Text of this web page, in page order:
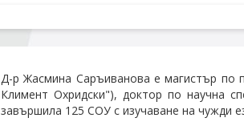
Д-р Жасмина Саръиванова e магистър
Климент Охридски"), доктор по научна
завършила 125 СОУ с изучаване на чужди